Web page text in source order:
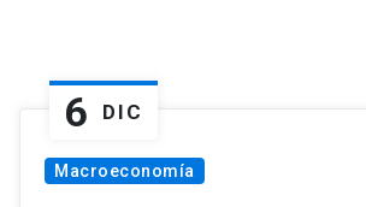
6 DIC
Macroeconomía